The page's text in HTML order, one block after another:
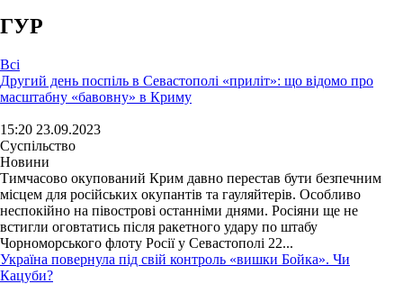
ГУР
Всі
Другий день поспіль в Севастополі «приліт»: що відомо про
масштабну «бавовну» в Криму
15:20 23.09.2023
Суспільство
Новини
Тимчасово окупований Крим давно перестав бути безпечним
місцем для російських окупантів та гауляйтерів. Особливо
неспокійно на півострові останніми днями. Росіяни ще не
встигли оговтатись після ракетного удару по штабу
Чорноморського флоту Росії у Севастополі 22...
Україна повернула під свій контроль «вишки Бойка». Чи
Кацуби?